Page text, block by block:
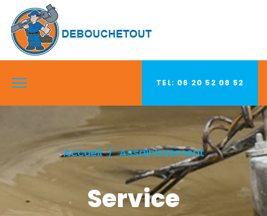
TEL: 06 20 52 08 52
Service
Accueil Assainissement